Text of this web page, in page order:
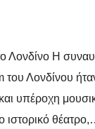
Λονδίνο Η
Λονδίνου
υπέροχη
ιστορικό